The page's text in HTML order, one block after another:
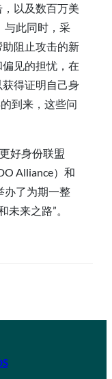
以及数百万美
与此同时，采
阻止攻击的新
见的担忧，在
得证明自己身
到来，这些问
好身份联盟
Alliance）和
办了为期一整
未来之路”。